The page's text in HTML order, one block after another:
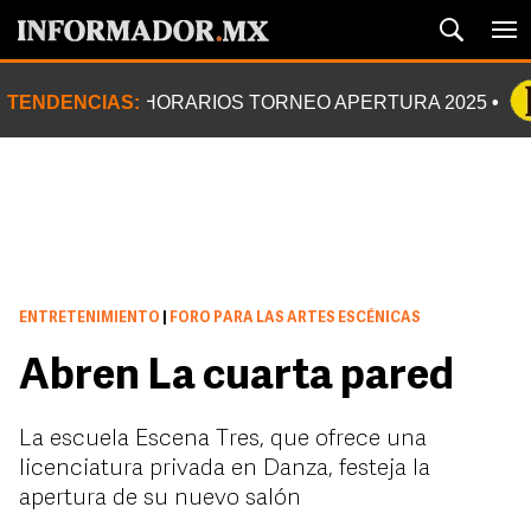
TENDENCIAS: HORARIOS TORNEO APERTURA 2025
ENTRETENIMIENTO FORO PARA LAS ARTES ESCÉNICAS
Abren La cuarta pared
La escuela Escena Tres, que ofrece una
licenciatura privada en Danza, festeja la
apertura de su nuevo salón